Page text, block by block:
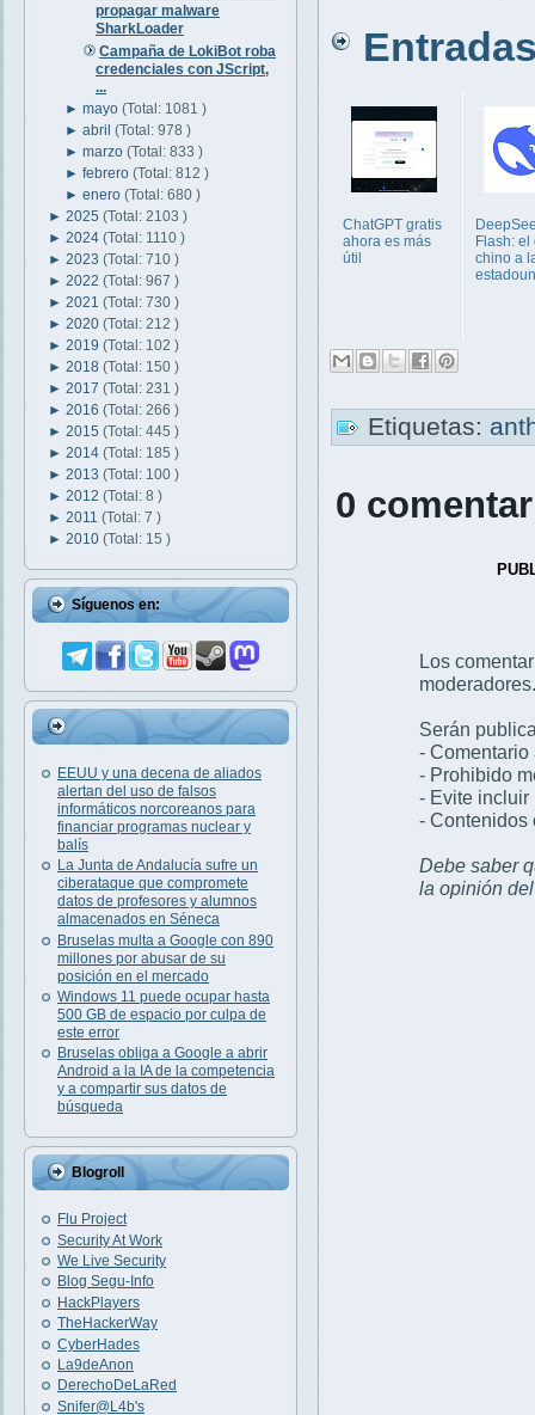
propagar malware
SharkLoader
Campaña de LokiBot roba
credenciales con JScript,
...
►mayo(Total: 1081 )
►abril(Total: 978 )
►marzo(Total: 833 )
►febrero(Total: 812 )
►enero(Total: 680 )
► 2025 (Total: 2103 )
► 2024 (Total: 1110 )
► 2023 (Total: 710 )
► 2022 (Total: 967 )
► 2021 (Total: 730 )
► 2020 (Total: 212 )
► 2019 (Total: 102 )
► 2018 (Total: 150 )
► 2017 (Total: 231 )
► 2016 (Total: 266 )
► 2015 (Total: 445 )
► 2014 (Total: 185 )
► 2013 (Total: 100 )
► 2012 (Total: 8 )
► 2011 (Total: 7 )
► 2010 (Total: 15 )
Síguenos en:
EEUU y una decena de aliados
alertan del uso de falsos
informáticos norcoreanos para
financiar programas nuclear y
balís
La Junta de Andalucía sufre un
ciberataque que compromete
datos de profesores y alumnos
almacenados en Séneca
Bruselas multa a Google con 890
millones por abusar de su
posición en el mercado
Windows 11 puede ocupar hasta
500 GB de espacio por culpa de
este error
Bruselas obliga a Google a abrir
Android a la IA de la competencia
y a compartir sus datos de
búsqueda
Blogroll
Flu Project
Security At Work
We Live Security
Blog Segu-Info
HackPlayers
TheHackerWay
CyberHades
La9deAnon
DerechoDeLaRed
Snifer@L4b's
Entradas
ChatGPT gratis
ahora es más
útil
Flash: el
chino a
Etiquetas:
0
Los
moderadores.
Serán
- Comentario
- Prohibido
- Evite incluir
- Contenidos
Debe saber
la opinión